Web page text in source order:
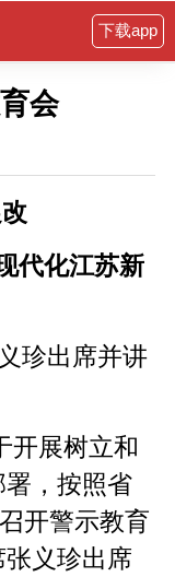
下载app
会
代化江苏新
珍出席并讲
开展树立和
，按照省
开警示教育
义珍出席